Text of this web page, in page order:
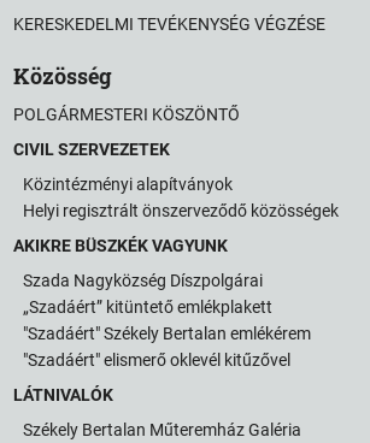
KERESKEDELMI TEVÉKENYSÉG VÉGZÉSE
Közösség
POLGÁRMESTERI KÖSZÖNTŐ
CIVIL SZERVEZETEK
Közintézményi alapítványok
Helyi regisztrált önszerveződő közösségek
AKIKRE BÜSZKÉK VAGYUNK
Szada Nagyközség Díszpolgárai
„Szadáért” kitüntető emlékplakett
"Szadáért" Székely Bertalan emlékérem
"Szadáért" elismerő oklevél kitűzővel
LÁTNIVALÓK
Székely Bertalan Műteremház Galéria